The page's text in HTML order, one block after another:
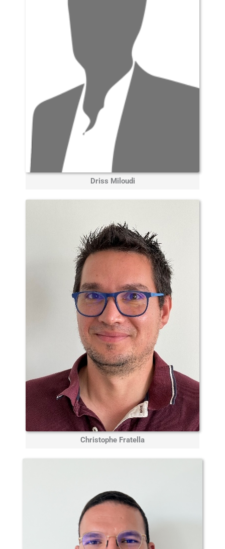
Driss Miloudi
Christophe Fratella